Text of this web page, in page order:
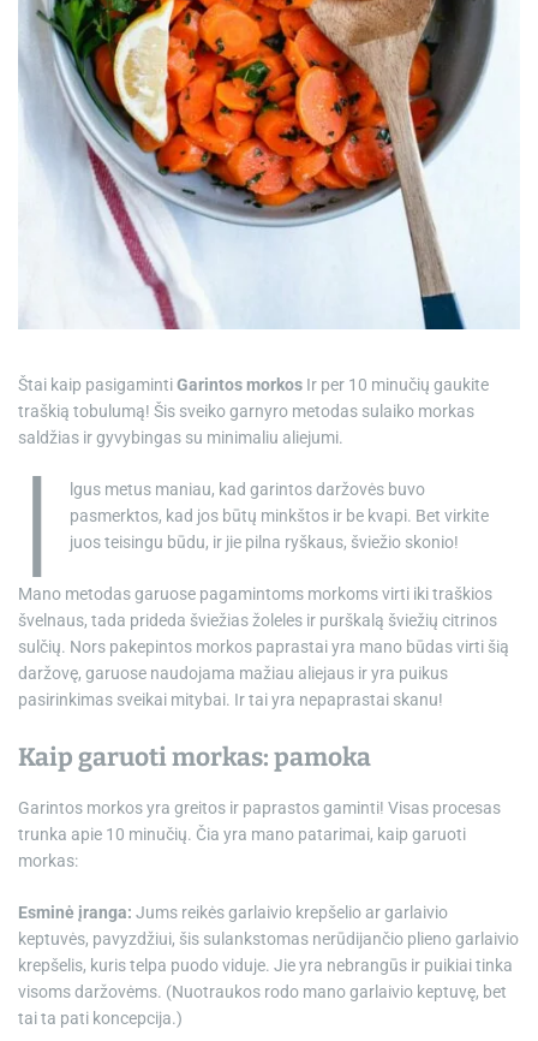
Štai kaip pasigamintiGarintos morkos Ir per 10 minučių gaukite
traškią tobulumą! Šis sveiko garnyro metodas sulaiko morkas
saldžias ir gyvybingas su minimaliu aliejumi.
I
lgus metus maniau, kad garintos daržovės buvo
pasmerktos, kad jos būtų minkštos ir be kvapi. Bet virkite
juos teisingu būdu, ir jie pilna ryškaus, šviežio skonio!
Mano metodas garuose pagamintoms morkoms virti iki traškios
švelnaus, tada prideda šviežias žoleles ir purškalą šviežių citrinos
sulčių. Nors pakepintos morkos paprastai yra mano būdas virti šią
daržovę, garuose naudojama mažiau aliejaus ir yra puikus
pasirinkimas sveikai mitybai. Ir tai yra nepaprastai skanu!
Kaip garuoti morkas: pamoka
Garintos morkos yra greitos ir paprastos gaminti! Visas procesas
trunka apie 10 minučių. Čia yra mano patarimai, kaip garuoti
morkas:
Esminė įranga: Jums reikės garlaivio krepšelio ar garlaivio
keptuvės, pavyzdžiui, šis sulankstomas nerūdijančio plieno garlaivio
krepšelis, kuris telpa puodo viduje. Jie yra nebrangūs ir puikiai tinka
visoms daržovėms. (Nuotraukos rodo mano garlaivio keptuvę, bet
tai ta pati koncepcija.)